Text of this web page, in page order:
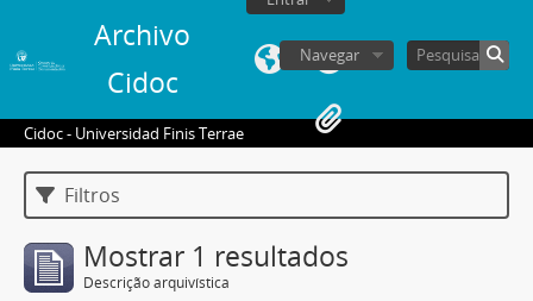
Archivo
Cidoc
Navegar
Cidoc - Universidad Finis Terrae
Filtros
Mostrar 1 resultados
Descrição arquivística